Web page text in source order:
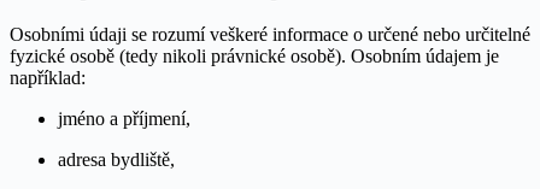
Osobními údaji se rozumí veškeré informace o určené nebo určitelné
fyzické osobě (tedy nikoli právnické osobě). Osobním údajem je
například:
jméno a příjmení,
adresa bydliště,